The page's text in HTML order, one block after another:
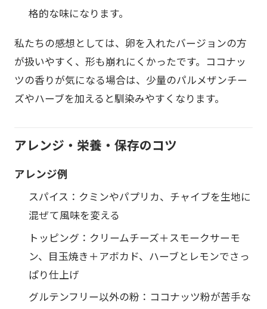
格的な味になります。
私たちの感想としては、卵を入れたバージョンの方
が扱いやすく、形も崩れにくかったです。ココナッ
ツの香りが気になる場合は、少量のパルメザンチー
ズやハーブを加えると馴染みやすくなります。
アレンジ・栄養・保存のコツ
アレンジ例
スパイス：クミンやパプリカ、チャイブを生地に
混ぜて風味を変える
トッピング：クリームチーズ＋スモークサーモ
ン、目玉焼き＋アボカド、ハーブとレモンでさっ
ぱり仕上げ
グルテンフリー以外の粉：ココナッツ粉が苦手な